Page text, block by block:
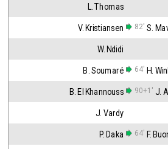
L. Thomas
V. Kristiansen 82' S.
W. Ndidi
B. Soumaré 64' H.
B. El Khannouss 90+1' J.
J. Vardy
P. Daka 64' F.